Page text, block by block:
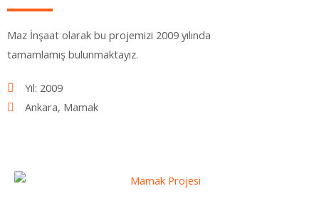
Maz İnşaat olarak bu projemizi 2009 yılında
tamamlamış bulunmaktayız.
Yıl: 2009
Ankara, Mamak